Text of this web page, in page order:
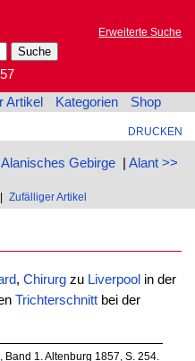
Erweiterte Suche
Artikel Kategorien Shop
DRUCKEN
Gebirge| Alant >>
Zufälliger Artikel
, Chirurgzu Liverpool in der
Trichterschnittbei der
1. Altenburg 1857, S. 254.